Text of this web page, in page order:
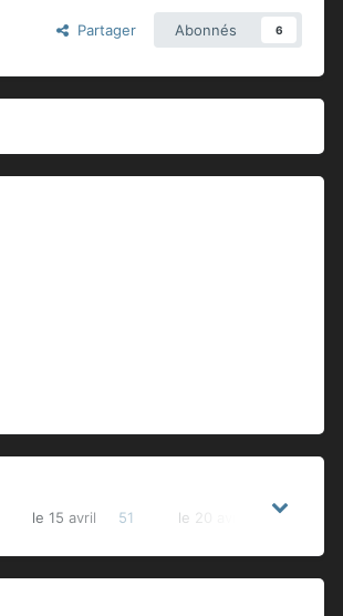
Partager Abonnés 6
le 15 avril 51 le 20 avril 49